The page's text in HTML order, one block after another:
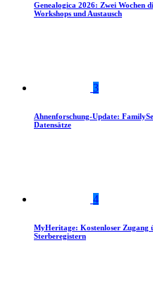
Genealogica 2026: Zwei Wochen
Workshops und Austausch
3
Ahnenforschung-Update:
Datensätze
4
MyHeritage: Kostenloser Zugang
Sterberegistern